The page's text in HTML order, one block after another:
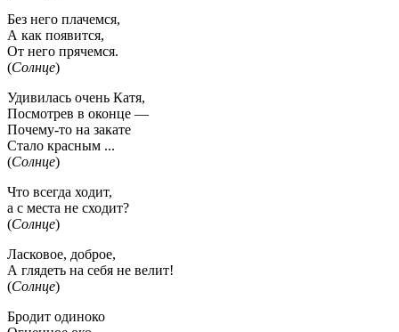
Без него плачемся,
А как появится,
От него прячемся.
(Солнце)
Удивилась очень Катя,
Посмотрев в оконце —
Почему-то на закате
Стало красным ...
(Солнце)
Что всегда ходит,
а с места не сходит?
(Солнце)
Ласковое, доброе,
А глядеть на себя не велит!
(Солнце)
Бродит одиноко